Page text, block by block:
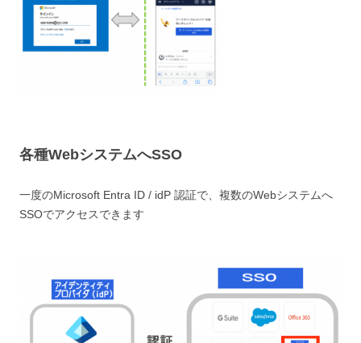
各種WebシステムへSSO
一度のMicrosoft Entra ID / idP 認証で、複数のWebシステムへ
SSOでアクセスできます